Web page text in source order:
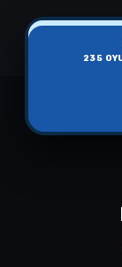
235